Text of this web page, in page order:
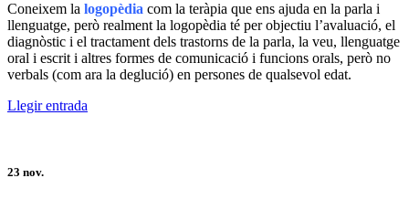
Coneixem la logopèdia com la teràpia que ens ajuda en la parla i
llenguatge, però realment la logopèdia té per objectiu l’avaluació, el
diagnòstic i el tractament dels trastorns de la parla, la veu, llenguatge
oral i escrit i altres formes de comunicació i funcions orals, però no
verbals (com ara la deglució) en persones de qualsevol edat.
Llegir entrada
23 nov.